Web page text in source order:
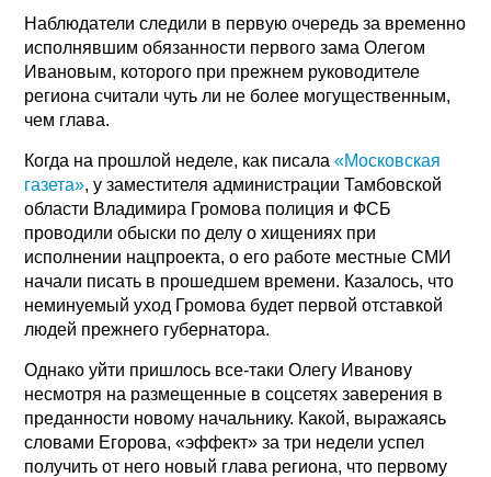
Наблюдатели следили в первую очередь за временно
исполнявшим обязанности первого зама Олегом
Ивановым, которого при прежнем руководителе
региона считали чуть ли не более могущественным,
чем глава.
Когда на прошлой неделе, как писала«Московская
газета», у заместителя администрации Тамбовской
области Владимира Громова полиция и ФСБ
проводили обыски по делу о хищениях при
исполнении нацпроекта, о его работе местные СМИ
начали писать в прошедшем времени. Казалось, что
неминуемый уход Громова будет первой отставкой
людей прежнего губернатора.
Однако уйти пришлось все-таки Олегу Иванову
несмотря на размещенные в соцсетях заверения в
преданности новому начальнику. Какой, выражаясь
словами Егорова, «эффект» за три недели успел
получить от него новый глава региона, что первому